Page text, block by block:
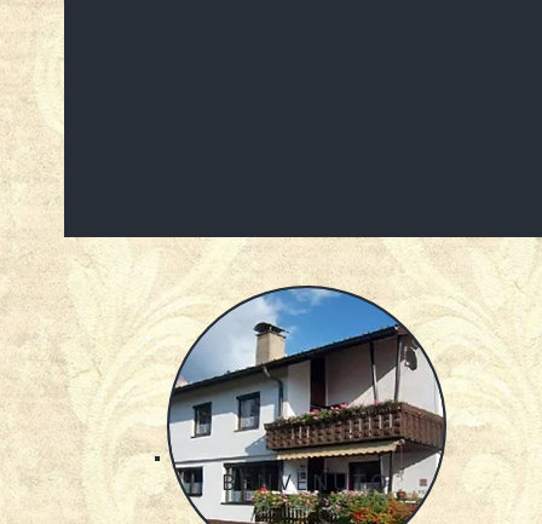
BENVENUTO